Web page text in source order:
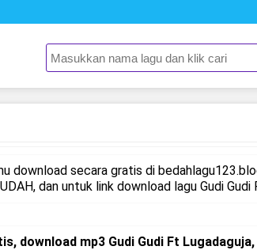
download secara gratis di
dan untuk link download lagu Gudi Gudi
download mp3 Gudi Gudi Ft